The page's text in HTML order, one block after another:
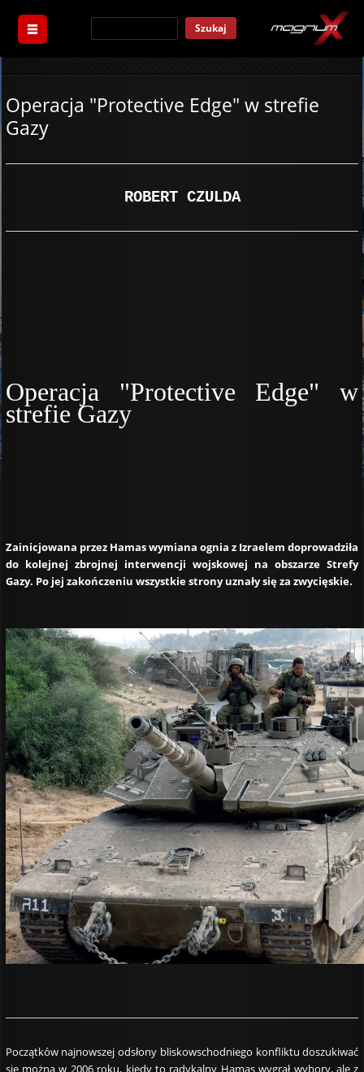
Szukaj
Operacja "Protective Edge" w strefie
Gazy
ROBERT CZULDA
Operacja "Protective Edge" w
strefie Gazy
Zainicjowana przez Hamas wymiana ognia z Izraelem doprowadziła
do kolejnej zbrojnej interwencji wojskowej na obszarze Strefy
Gazy. Po jej zakończeniu wszystkie strony uznały się za zwycięskie.
Początków najnowszej odsłony bliskowschodniego konfliktu doszukiwać
się można w 2006 roku, kiedy to radykalny Hamas wygrał wybory, ale z